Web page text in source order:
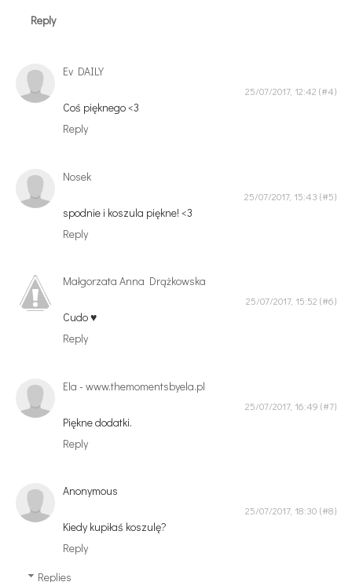
Reply
Ev DAILY
25/07/2017, 12:42
Coś pięknego <3
Reply
Nosek
25/07/2017, 15:43
spodnie i koszula piękne! <3
Reply
Małgorzata Anna Drążkowska
25/07/2017, 15:52
Cudo ♥
Reply
Ela - www.themomentsbyela.pl
25/07/2017, 16:49
Piękne dodatki.
Reply
Anonymous
25/07/2017, 18:30
Kiedy kupiłaś koszulę?
Reply
Replies